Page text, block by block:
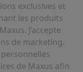
exclusives et
les produits
J’accepte
de marketing.
de Maxus afin